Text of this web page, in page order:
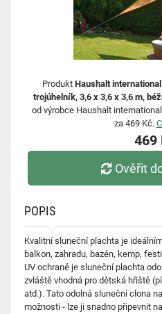
Produkt Haushalt
trojúhelník, 3,6 x 3,6 x 3,6 m,
od výrobce Haushalt
za 469 Kč.
469
Ověřit
POPIS
Kvalitní sluneční plachta je
balkon, zahradu, bazén, kemp,
UV ochraně je sluneční plachta
zvláště vhodná pro dětská hřiště
atd.). Tato odolná sluneční clona
možnosti - lze ji snadno připevnit